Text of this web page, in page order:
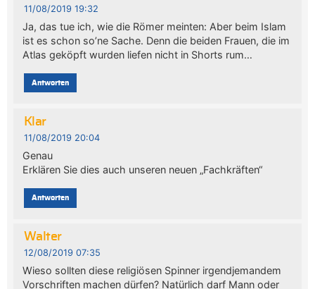
11/08/2019 19:32
Ja, das tue ich, wie die Römer meinten: Aber beim Islam
ist es schon so’ne Sache. Denn die beiden Frauen, die im
Atlas geköpft wurden liefen nicht in Shorts rum…
Antworten
Klar
11/08/2019 20:04
Genau
Erklären Sie dies auch unseren neuen „Fachkräften“
Antworten
Walter
12/08/2019 07:35
Wieso sollten diese religiösen Spinner irgendjemandem
Vorschriften machen dürfen? Natürlich darf Mann oder